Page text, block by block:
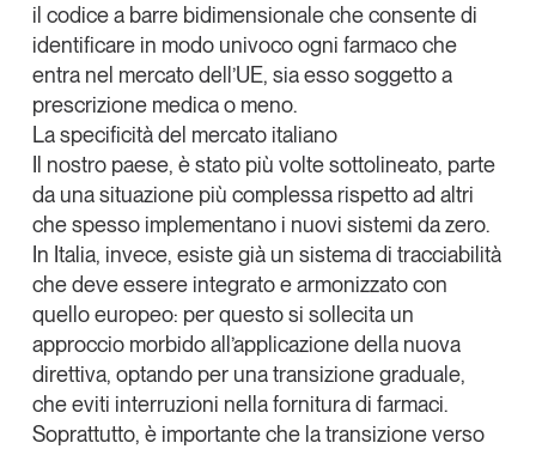
il codice a barre bidimensionale che consente di
identificare in modo univoco ogni farmaco che
entra nel mercato dell’UE, sia esso soggetto a
prescrizione medica o meno.
La specificità del mercato italiano
Il nostro paese, è stato più volte sottolineato, parte
da una situazione più complessa rispetto ad altri
che spesso implementano i nuovi sistemi da zero.
In Italia, invece, esiste già un sistema di tracciabilità
che deve essere integrato e armonizzato con
quello europeo: per questo si sollecita un
approccio morbido all’applicazione della nuova
direttiva, optando per una transizione graduale,
che eviti interruzioni nella fornitura di farmaci.
Soprattutto, è importante che la transizione verso